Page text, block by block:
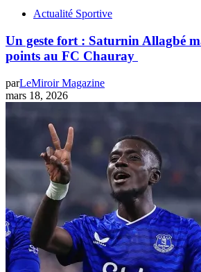
Actualité Sportive
Un geste fort : Saturnin Allagbé
points au FC Chauray
parLeMiroir Magazine
mars 18, 2026